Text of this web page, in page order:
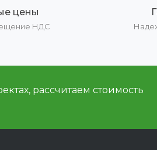
цены
НДС
рассчитаем стоимость